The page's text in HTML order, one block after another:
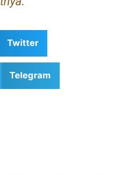
Twitter
Telegram